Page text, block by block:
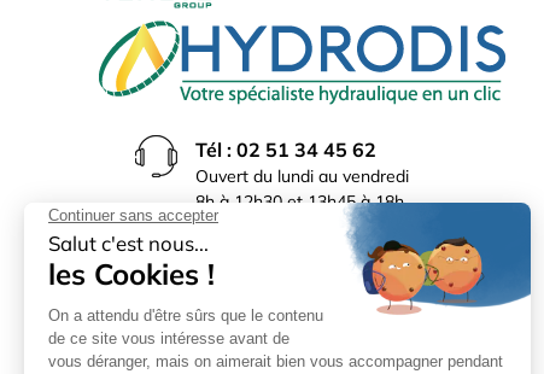
Tél : 02 51 34 45 62
Ouvert du lundi au vendredi
8h à 12h30 et 13h45 à 18h
(17h30 le vendredi)
Rue du Bocage La Ribotière
85170 Le Poiré sur Vie